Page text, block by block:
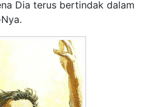
terlihat dalam pemeliharaan
menerus oleh Putra yang
17 Ibrani 1:3), bersamaan
yang lain selama hidup dan
ada dua natur yang tetap
sifat dan integritas mereka